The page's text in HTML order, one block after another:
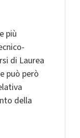
più
di Laurea
può però
della